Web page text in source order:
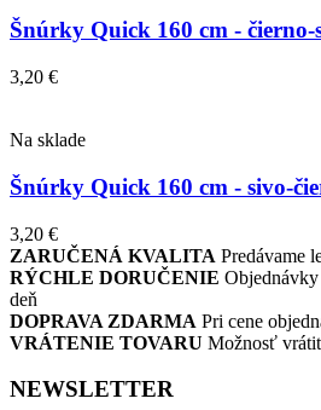
Šnúrky Quick 160 cm - čierno-
3,20 €
Na sklade
Šnúrky Quick 160 cm - sivo-
3,20 €
ZARUČENÁ KVALITA Predávame
RÝCHLE DORUČENIE Objednávky
deň
DOPRAVA ZDARMA Pri cene
VRÁTENIE TOVARU Možnosť
NEWSLETTER